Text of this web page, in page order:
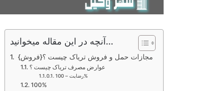
آنچه در این مقاله میخوانید...
مجازات حمل و فروش تریاک چیست ؟{فروش}
عوارض مصرف تریاک چیست ؟
رضایت – 100%
100%